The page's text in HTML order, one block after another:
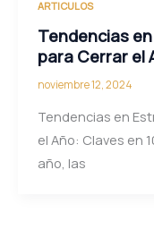
ARTICULOS
Tendencias
para Cerrar el
noviembre 12, 2024
Tendencias en
el Año: Claves en
año, las